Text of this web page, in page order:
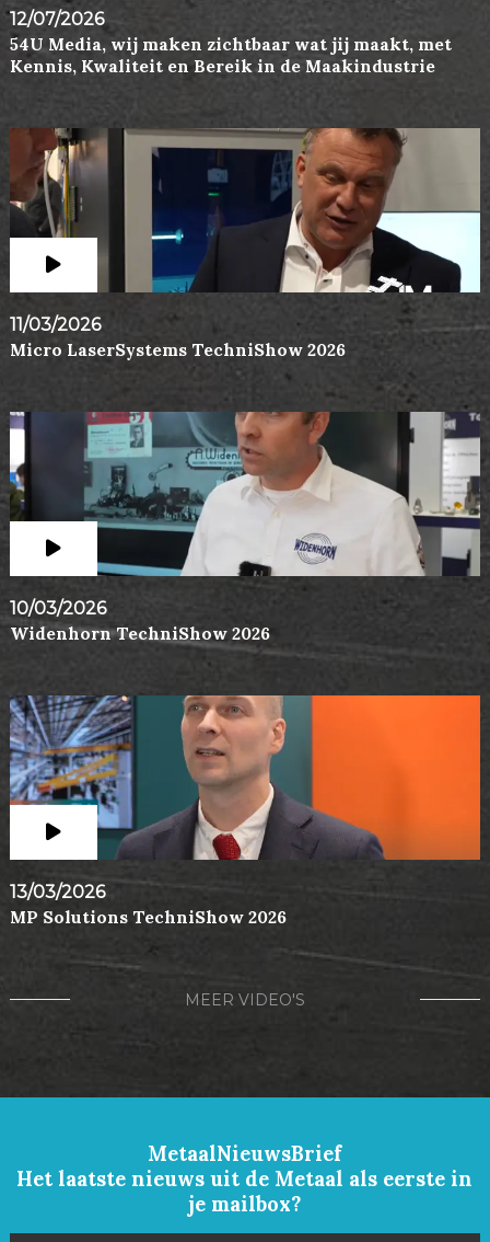
12/07/2026
54U Media, wij maken zichtbaar wat jij maakt, met
Kennis, Kwaliteit en Bereik in de Maakindustrie
11/03/2026
Micro LaserSystems TechniShow 2026
10/03/2026
Widenhorn TechniShow 2026
13/03/2026
MP Solutions TechniShow 2026
MEER VIDEO'S
MetaalNieuwsBrief
Het laatste nieuws uit de Metaal als eerste in
je mailbox?